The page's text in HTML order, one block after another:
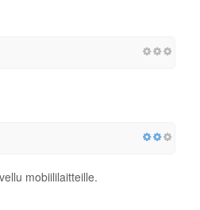
mobiililaitteille.